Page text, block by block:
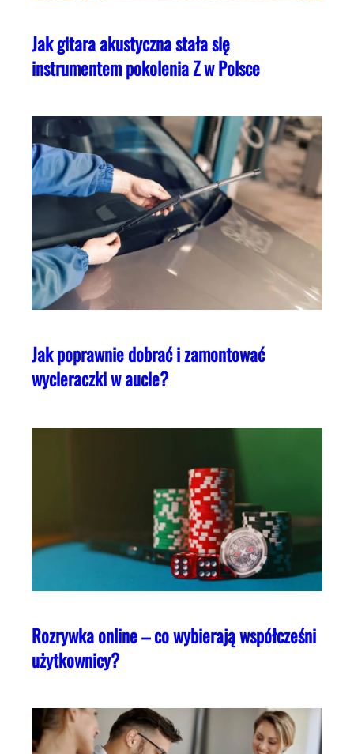
Jak gitara akustyczna stała się
instrumentem pokolenia Z w Polsce
Jak poprawnie dobrać i zamontować
wycieraczki w aucie?
Rozrywka online – co wybierają współcześni
użytkownicy?